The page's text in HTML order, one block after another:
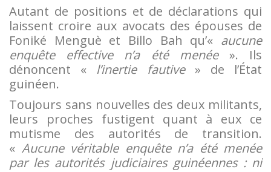
Autant de positions et de déclarations qui
laissent croire aux avocats des épouses de
Foniké Menguè et Billo Bah qu’« aucune
enquête effective n’a été menée ». Ils
dénoncent « l’inertie fautive » de l’État
guinéen.
Toujours sans nouvelles des deux militants,
leurs proches fustigent quant à eux ce
mutisme des autorités de transition.
« Aucune véritable enquête n’a été menée
par les autorités judiciaires guinéennes : ni